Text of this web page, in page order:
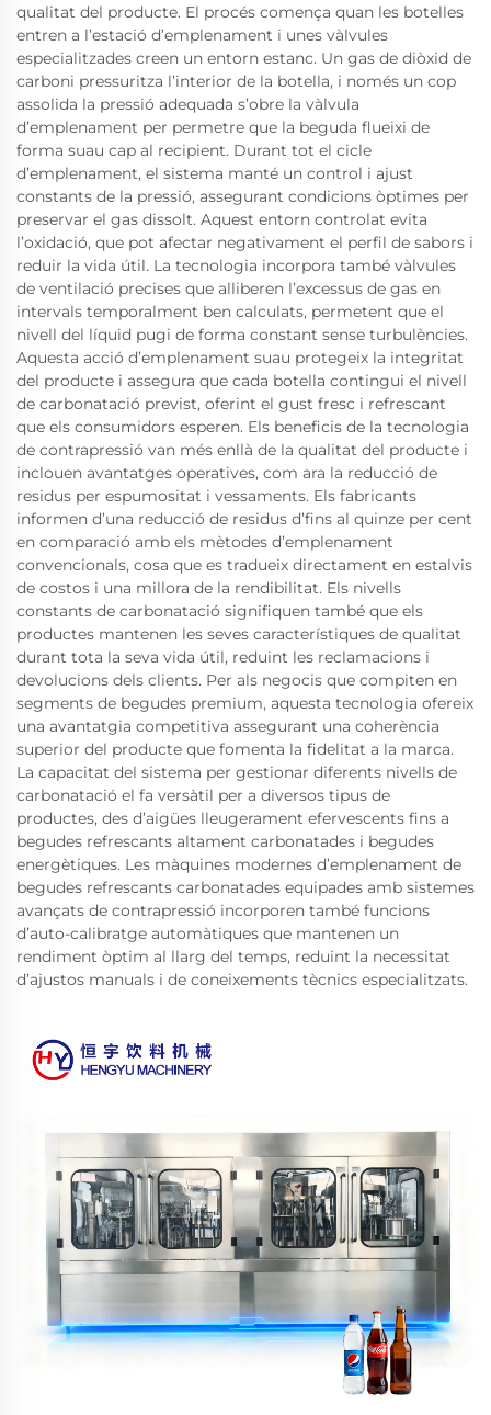
qualitat del producte. El procés comença quan les botelles
entren a l’estació d’emplenament i unes vàlvules
especialitzades creen un entorn estanc. Un gas de diòxid de
carboni pressuritza l’interior de la botella, i només un cop
assolida la pressió adequada s’obre la vàlvula
d’emplenament per permetre que la beguda flueixi de
forma suau cap al recipient. Durant tot el cicle
d’emplenament, el sistema manté un control i ajust
constants de la pressió, assegurant condicions òptimes per
preservar el gas dissolt. Aquest entorn controlat evita
l’oxidació, que pot afectar negativament el perfil de sabors i
reduir la vida útil. La tecnologia incorpora també vàlvules
de ventilació precises que alliberen l’excessus de gas en
intervals temporalment ben calculats, permetent que el
nivell del líquid pugi de forma constant sense turbulències.
Aquesta acció d’emplenament suau protegeix la integritat
del producte i assegura que cada botella contingui el nivell
de carbonatació previst, oferint el gust fresc i refrescant
que els consumidors esperen. Els beneficis de la tecnologia
de contrapressió van més enllà de la qualitat del producte i
inclouen avantatges operatives, com ara la reducció de
residus per espumositat i vessaments. Els fabricants
informen d’una reducció de residus d’fins al quinze per cent
en comparació amb els mètodes d’emplenament
convencionals, cosa que es tradueix directament en estalvis
de costos i una millora de la rendibilitat. Els nivells
constants de carbonatació signifiquen també que els
productes mantenen les seves característiques de qualitat
durant tota la seva vida útil, reduint les reclamacions i
devolucions dels clients. Per als negocis que compiten en
segments de begudes premium, aquesta tecnologia ofereix
una avantatgia competitiva assegurant una coherència
superior del producte que fomenta la fidelitat a la marca.
La capacitat del sistema per gestionar diferents nivells de
carbonatació el fa versàtil per a diversos tipus de
productes, des d’aigües lleugerament efervescents fins a
begudes refrescants altament carbonatades i begudes
energètiques. Les màquines modernes d’emplenament de
begudes refrescants carbonatades equipades amb sistemes
avançats de contrapressió incorporen també funcions
d’auto-calibratge automàtiques que mantenen un
rendiment òptim al llarg del temps, reduint la necessitat
d’ajustos manuals i de coneixements tècnics especialitzats.